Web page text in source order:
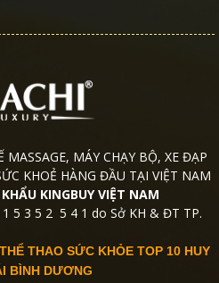
MÁY CHẠY BỘ, XE ĐẠP
KHOẺ HÀNG ĐẦU TẠI VIỆT NAM
KINGBUY VIỆT NAM
5 3 5 2 5 4 1 do Sở KH & ĐT TP.
THAO SỨC KHỎE TOP 10 HUY
BÌNH DƯƠNG